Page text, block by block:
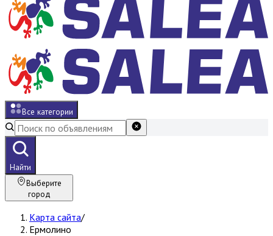
Все категории
Найти
Выберите
город
Карта сайта/
Ермолино